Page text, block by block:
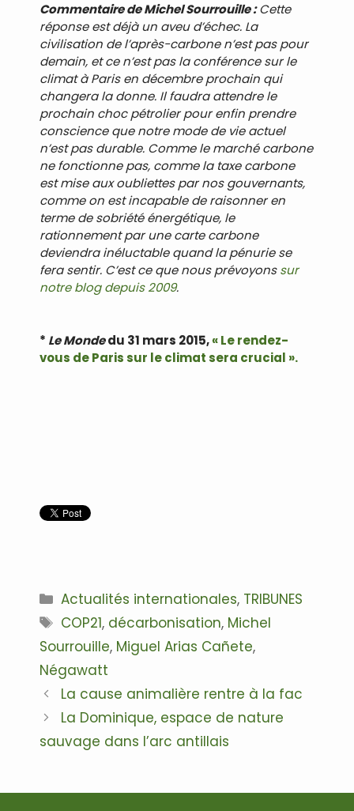
Commentaire de Michel Sourrouille :Cette
réponse est déjà un aveu d’échec. La
civilisation de l’après-carbone n’est pas pour
demain, et ce n’est pas la conférence sur le
climat à Paris en décembre prochain qui
changera la donne. Il faudra attendre le
prochain choc pétrolier pour enfin prendre
conscience que notre mode de vie actuel
n’est pas durable. Comme le marché carbone
ne fonctionne pas, comme la taxe carbone
est mise aux oubliettes par nos gouvernants,
comme on est incapable de raisonner en
terme de sobriété énergétique, le
rationnement par une carte carbone
deviendra inéluctable quand la pénurie se
fera sentir. C’est ce que nous prévoyonssur
notre blog depuis 2009.
* Le Mondedu 31 mars 2015,« Le rendez-
vous de Paris sur le climat sera crucial ».
Catégories
Actualités internationales, TRIBUNES
Étiquettes
COP21, décarbonisation, Michel
Sourrouille, Miguel Arias Cañete,
Négawatt
Navigation
des
La cause animalière rentre à la fac
La Dominique, espace de nature
sauvage dans l’arc antillais